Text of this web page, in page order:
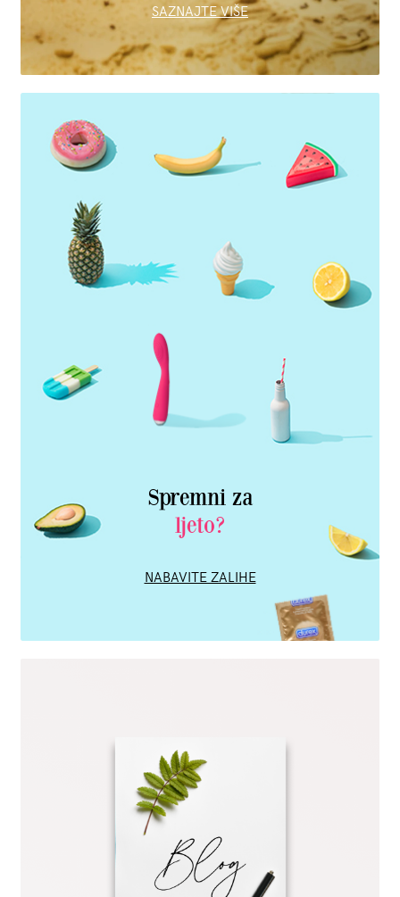
SAZNAJTE VIŠE
Spremni za
ljeto?
NABAVITE ZALIHE